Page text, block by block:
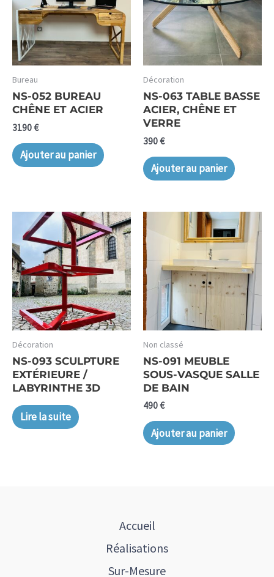
Bureau
NS-052 BUREAU
CHÊNE ET ACIER
3190€
Ajouter au panier
Décoration
NS-063 TABLE BASSE
ACIER, CHÊNE ET
VERRE
390€
Ajouter au panier
Décoration
NS-093 SCULPTURE
EXTÉRIEURE /
LABYRINTHE 3D
Lire la suite
Non classé
NS-091 MEUBLE
SOUS-VASQUE SALLE
DE BAIN
490€
Ajouter au panier
Accueil
Réalisations
Sur-Mesure